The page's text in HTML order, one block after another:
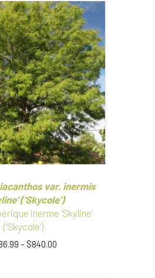
a
plusieurs
variations.
Les
options
peuvent
être
choisies
sur
la
page
du
produit
var. inermis
(‘Skycole’)
inerme ‘Skyline’
(‘Skycole’)
– $840.00